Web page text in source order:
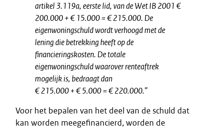
artikel 3.119a, eerste lid, van de Wet IB 2001 €
200.000 + € 15.000 = € 215.000. De
eigenwoningschuld wordt verhoogd met de
lening die betrekking heeft op de
financieringskosten. De totale
eigenwoningschuld waarover renteaftrek
mogelijk is, bedraagt dan
€ 215.000 + € 5.000 = € 220.000.”
Voor het bepalen van het deel van de schuld dat
kan worden meegefinancierd, worden de